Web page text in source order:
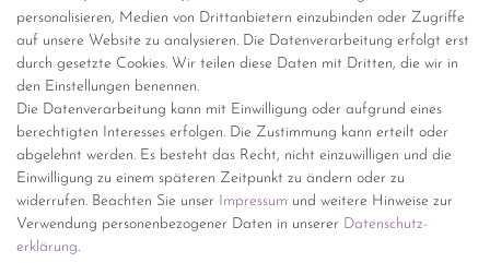
personalisieren, Medien von Drittanbietern einzubinden oder Zugriffe
auf unsere Website zu analysieren. Die Datenverarbeitung erfolgt erst
durch gesetzte Cookies. Wir teilen diese Daten mit Dritten, die wir in
den Einstellungen benennen.
Die Datenverarbeitung kann mit Einwilligung oder aufgrund eines
berechtigten Interesses erfolgen. Die Zustimmung kann erteilt oder
abgelehnt werden. Es besteht das Recht, nicht einzuwilligen und die
Einwilligung zu einem späteren Zeitpunkt zu ändern oder zu
widerrufen. Beachten Sie unser Impressum und weitere Hinweise zur
Verwendung personenbezogener Daten in unserer Daten­schutz­
erklärung.
Versand per GLS (6,90 Euro) oder DHL (8,49 Euro ) inkl. MwSt.
(innerhalb Deutschlands)
kostenfreie Lieferung ab 150 Euro Warenwert (innerhalb
Deutschlands)
Übersicht Internationale Versandkosten
Wir kaufen an
Sie haben zuviel Porzellan im Schrank? Gerne kaufen wir dieses an.
Einfach unverbindliches Angebot anfordern.